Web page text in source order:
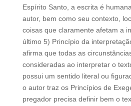
Espírito Santo, a escrita é
autor, bem como seu contexto,
coisas que claramente afetam a
último 5) Princípio da
afirma que todas as
consideradas ao interpretar o
possui um sentido literal ou
o autor traz os Princípios de
pregador precisa definir bem o